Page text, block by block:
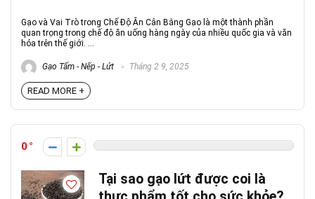
Gạo và Vai Trò trong Chế Độ Ăn Cân Bằng Gạo là một thành phần
quan trọng trong chế độ ăn uống hàng ngày của nhiều quốc gia và văn
hóa trên thế giới. ...
Gạo Tấm - Nếp - Lứt Tháng 2 9, 2025
READ MORE +
0
Tại sao gạo lứt được coi là